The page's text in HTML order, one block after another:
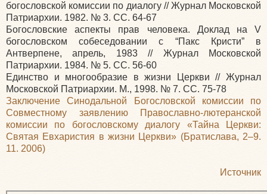
богословской комиссии по диалогу // Журнал Московской
Патриархии. 1982. № 3. СС. 64-67
Богословские аспекты прав человека. Доклад на V
богословском собеседовании с “Пакс Кристи” в
Антверпене, апрель, 1983 // Журнал Московской
Патриархии. 1984. № 5. СС. 56-60
Единство и многообразие в жизни Церкви // Журнал
Московской Патриархии. М., 1998. № 7. СС. 75-78
Заключение Синодальной Богословской комиссии по
Совместному заявлению Православно-лютеранской
комиссии по богословскому диалогу «Тайна Церкви:
Святая Евхаристия в жизни Церкви» (Братислава, 2–9.
11. 2006)
Источник